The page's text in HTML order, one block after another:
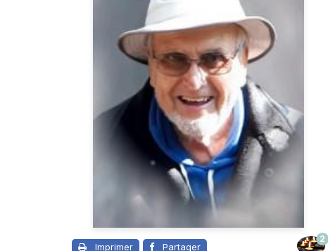
Imprimer Partager
2